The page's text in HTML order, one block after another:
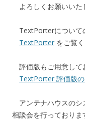
よろしくお願いいた
TextPorterについて
TextPorter をご覧く
評価版もご用意して
TextPorter 評価版
アンテナハウスのシ
相談会を行っておりま